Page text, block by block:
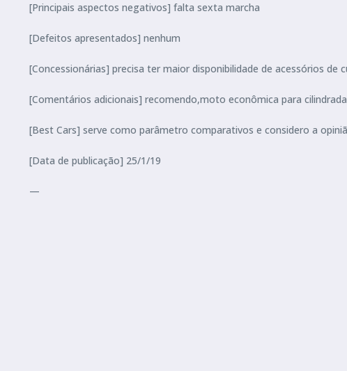
[Principais aspectos negativos] falta sexta marcha
[Defeitos apresentados] nenhum
[Concessionárias] precisa ter maior disponibilidade de acessórios
[Comentários adicionais] recomendo,moto econômica para
[Best Cars] serve como parâmetro comparativos e considero a
[Data de publicação] 25/1/19
—